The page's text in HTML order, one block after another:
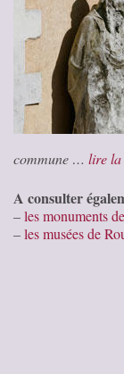
commune … lire la
A consulter
–les monuments
–les musées de